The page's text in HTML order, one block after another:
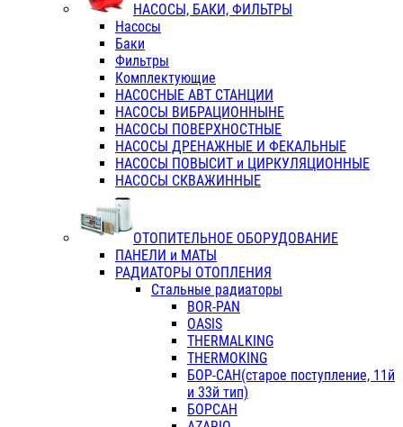
НАСОСЫ, БАКИ, ФИЛЬТРЫ
Насосы
Баки
Фильтры
Комплектующие
НАСОСНЫЕ АВТ СТАНЦИИ
НАСОСЫ ВИБРАЦИОННЫНЕ
НАСОСЫ ПОВЕРХНОСТНЫЕ
НАСОСЫ ДРЕНАЖНЫЕ И ФЕКАЛЬНЫЕ
НАСОСЫ ПОВЫСИТ и ЦИРКУЛЯЦИОННЫЕ
НАСОСЫ СКВАЖИННЫЕ
ОТОПИТЕЛЬНОЕ ОБОРУДОВАНИЕ
ПАНЕЛИ и МАТЫ
РАДИАТОРЫ ОТОПЛЕНИЯ
Стальные радиаторы
BOR-PAN
OASIS
THERMALKING
THERMOKING
БОР-САН(старое поступление, 11й
и 33й тип)
БОРСАН